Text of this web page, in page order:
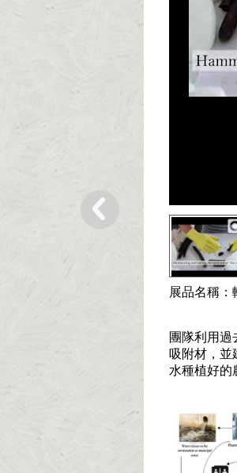
展品名稱：
團隊利用
吸附材，並
水種植好的